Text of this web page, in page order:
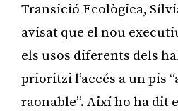
Transició Ecològica,
avisat que el nou
els usos diferents dels
prioritzi l’accés a un pis
raonable”. Així ho ha dit